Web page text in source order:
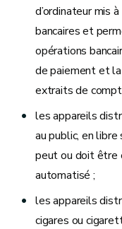
d’ordinateur mis
bancaires et
opérations
de paiement et
extraits de
les appareils
au public, en
peut ou doit être
automatisé ;
les appareils
cigares ou